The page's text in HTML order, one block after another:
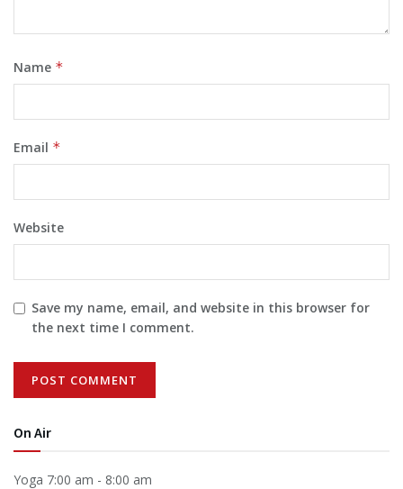
Name *
Email *
Website
Save my name, email, and website in this browser for
the next time I comment.
On Air
Yoga 7:00 am - 8:00 am